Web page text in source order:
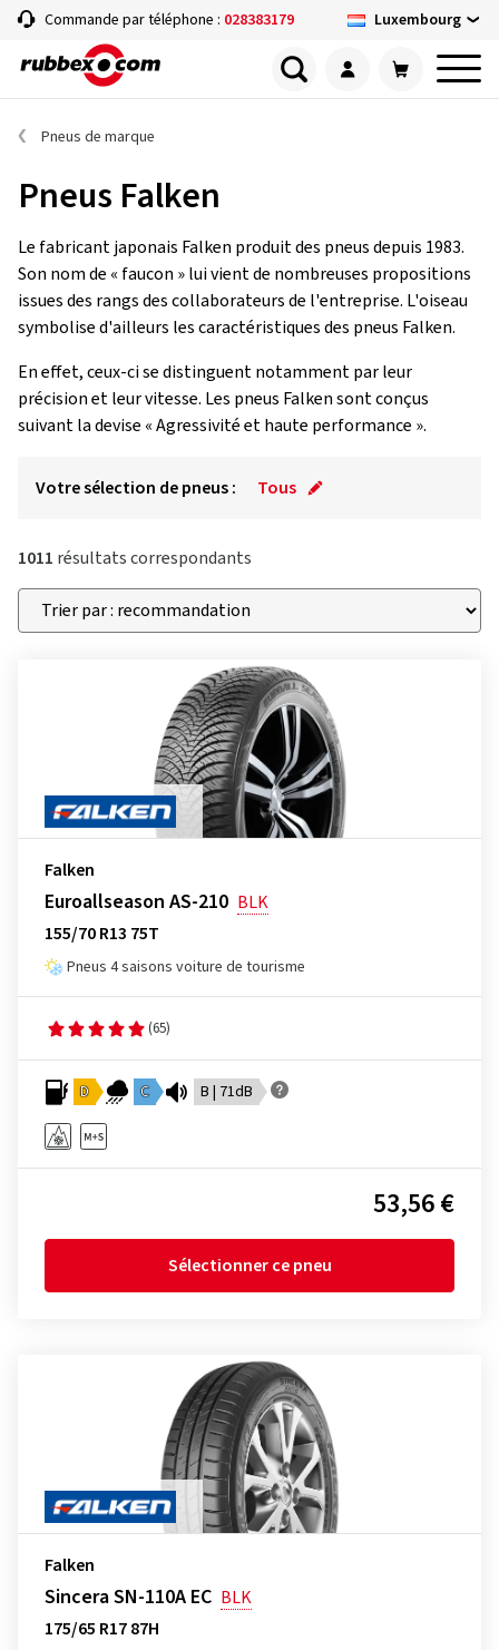
Commande par téléphone : 028383179 Luxembourg
Pneus de marque
Pneus Falken
Le fabricant japonais Falken produit des pneus depuis 1983.
Son nom de « faucon » lui vient de nombreuses propositions
issues des rangs des collaborateurs de l'entreprise. L'oiseau
symbolise d'ailleurs les caractéristiques des pneus Falken.
En effet, ceux-ci se distinguent notamment par leur
précision et leur vitesse. Les pneus Falken sont conçus
suivant la devise « Agressivité et haute performance ».
Votre sélection de pneus : Tous
1011 résultats correspondants
Falken
Euroallseason AS-210 BLK
155/70 R13 75T
Pneus 4 saisons voiture de tourisme
(65)
D C B | 71dB
53,56 €
Sélectionner ce pneu
Falken
Sincera SN-110A EC BLK
175/65 R17 87H